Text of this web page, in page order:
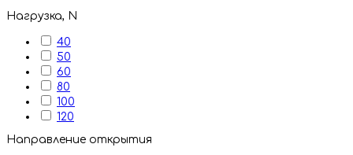
Нагрузка, N
40
50
60
80
100
120
Направление открытия